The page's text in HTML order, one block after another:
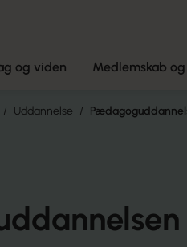
og viden Medlemskab
Uddannelse